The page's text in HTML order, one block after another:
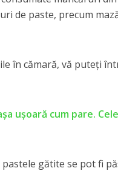
de paste, precum
în cămară, vă puteți
uşoară cum pare.
gătite se pot fi